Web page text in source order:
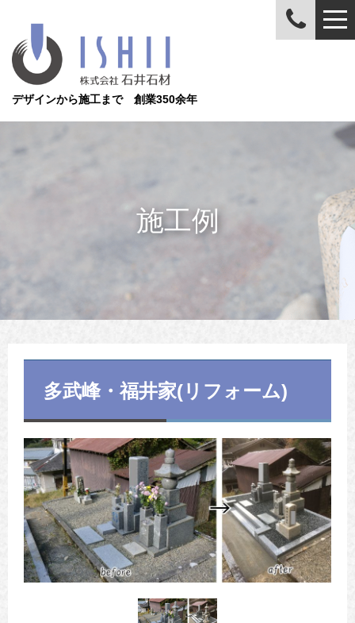
デザインから施工まで 創業350余年
施工例
多武峰・福井家(リフォーム)